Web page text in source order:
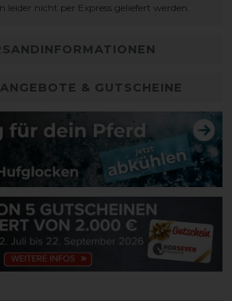
leider nicht per Express geliefert werden.
& GUTSCHEINE